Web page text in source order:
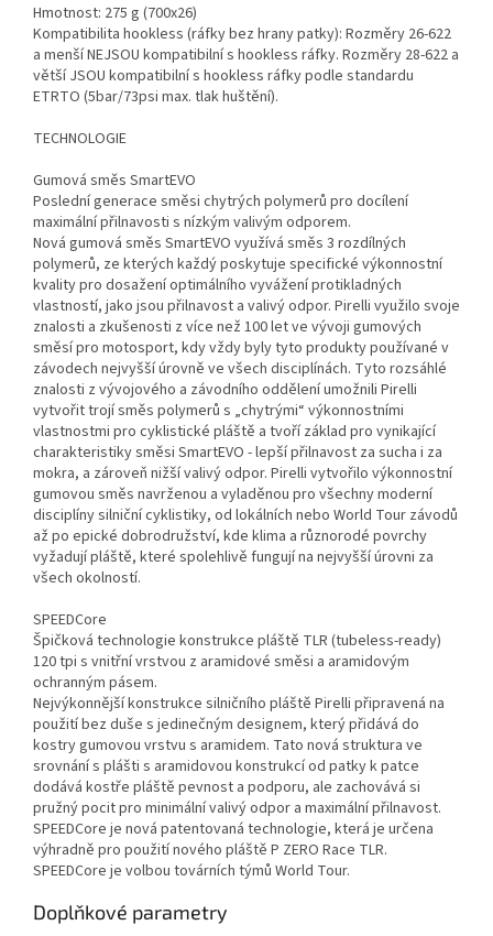
Hmotnost: 275 g (700x26)
Kompatibilita hookless (ráfky bez hrany patky): Rozměry 26-622
a menší NEJSOU kompatibilní s hookless ráfky. Rozměry 28-622 a
větší JSOU kompatibilní s hookless ráfky podle standardu
ETRTO (5bar/73psi max. tlak huštění).
TECHNOLOGIE
Gumová směs SmartEVO
Poslední generace směsi chytrých polymerů pro docílení
maximální přilnavosti s nízkým valivým odporem.
Nová gumová směs SmartEVO využívá směs 3 rozdílných
polymerů, ze kterých každý poskytuje specifické výkonnostní
kvality pro dosažení optimálního vyvážení protikladných
vlastností, jako jsou přilnavost a valivý odpor. Pirelli využilo svoje
znalosti a zkušenosti z více než 100 let ve vývoji gumových
směsí pro motosport, kdy vždy byly tyto produkty používané v
závodech nejvyšší úrovně ve všech disciplínách. Tyto rozsáhlé
znalosti z vývojového a závodního oddělení umožnili Pirelli
vytvořit trojí směs polymerů s „chytrými“ výkonnostními
vlastnostmi pro cyklistické pláště a tvoří základ pro vynikající
charakteristiky směsi SmartEVO - lepší přilnavost za sucha i za
mokra, a zároveň nižší valivý odpor. Pirelli vytvořilo výkonnostní
gumovou směs navrženou a vyladěnou pro všechny moderní
disciplíny silniční cyklistiky, od lokálních nebo World Tour závodů
až po epické dobrodružství, kde klima a různorodé povrchy
vyžadují pláště, které spolehlivě fungují na nejvyšší úrovni za
všech okolností.
SPEEDCore
Špičková technologie konstrukce pláště TLR (tubeless-ready)
120 tpi s vnitřní vrstvou z aramidové směsi a aramidovým
ochranným pásem.
Nejvýkonnější konstrukce silničního pláště Pirelli připravená na
použití bez duše s jedinečným designem, který přidává do
kostry gumovou vrstvu s aramidem. Tato nová struktura ve
srovnání s plášti s aramidovou konstrukcí od patky k patce
dodává kostře pláště pevnost a podporu, ale zachovává si
pružný pocit pro minimální valivý odpor a maximální přilnavost.
SPEEDCore je nová patentovaná technologie, která je určena
výhradně pro použití nového pláště P ZERO Race TLR.
SPEEDCore je volbou továrních týmů World Tour.
Doplňkové parametry